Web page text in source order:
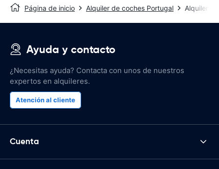
Página de inicio Alquiler de coches Portugal Alquiler
Ayuda y contacto
¿Necesitas ayuda? Contacta con unos de nuestros
expertos en alquileres.
Atención al cliente
Cuenta